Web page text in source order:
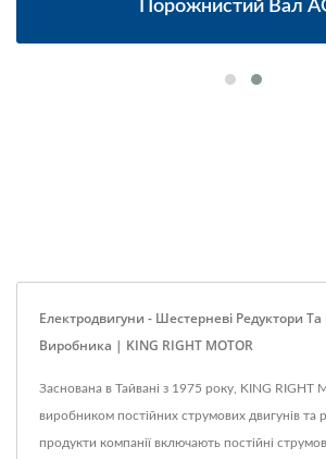
Порожнистий Вал
Електродвигуни - Шестерневі Редуктори
Виробника | KING RIGHT MOTOR
Заснована в Тайвані з 1975 року, KING RIGHT
виробником постійних струмових двигунів та
продукти компанії включають постійні